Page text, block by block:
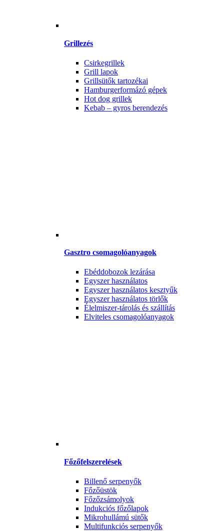
Grillezés
Csirkegrillek
Grill lapok
Grillsütők tartozékai
Hamburgerformázó gépek
Hot dog grillek
Kebab – gyros berendezés
Gasztro csomagolóanyagok
Ebéddobozok lezárása
Egyszer használatos
Egyszer használatos kesztyűk
Egyszer használatos törlők
Élelmiszer-tárolás és szállítás
Elviteles csomagolóanyagok
Főzőfelszerelések
Billenő serpenyők
Főzőüstök
Főzőzsámolyok
Indukciós főzőlapok
Mikrohullámú sütők
Multifunkciós serpenyők